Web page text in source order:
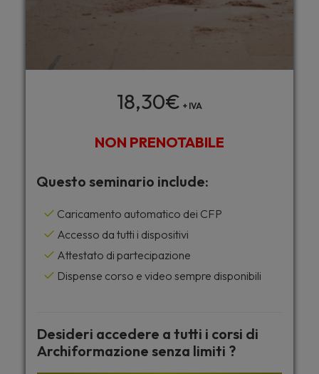
18,30€ + IVA
NON PRENOTABILE
Questo seminario include:
Caricamento automatico dei CFP
Accesso da tutti i dispositivi
Attestato di partecipazione
Dispense corso e video sempre disponibili
Desideri accedere a tutti i corsi di
Archiformazione senza limiti ?